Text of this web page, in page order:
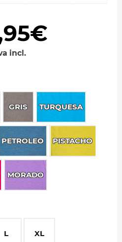
incl.
GRIS TURQUESA
PETROLEO PISTACHO
MORADO
L XL